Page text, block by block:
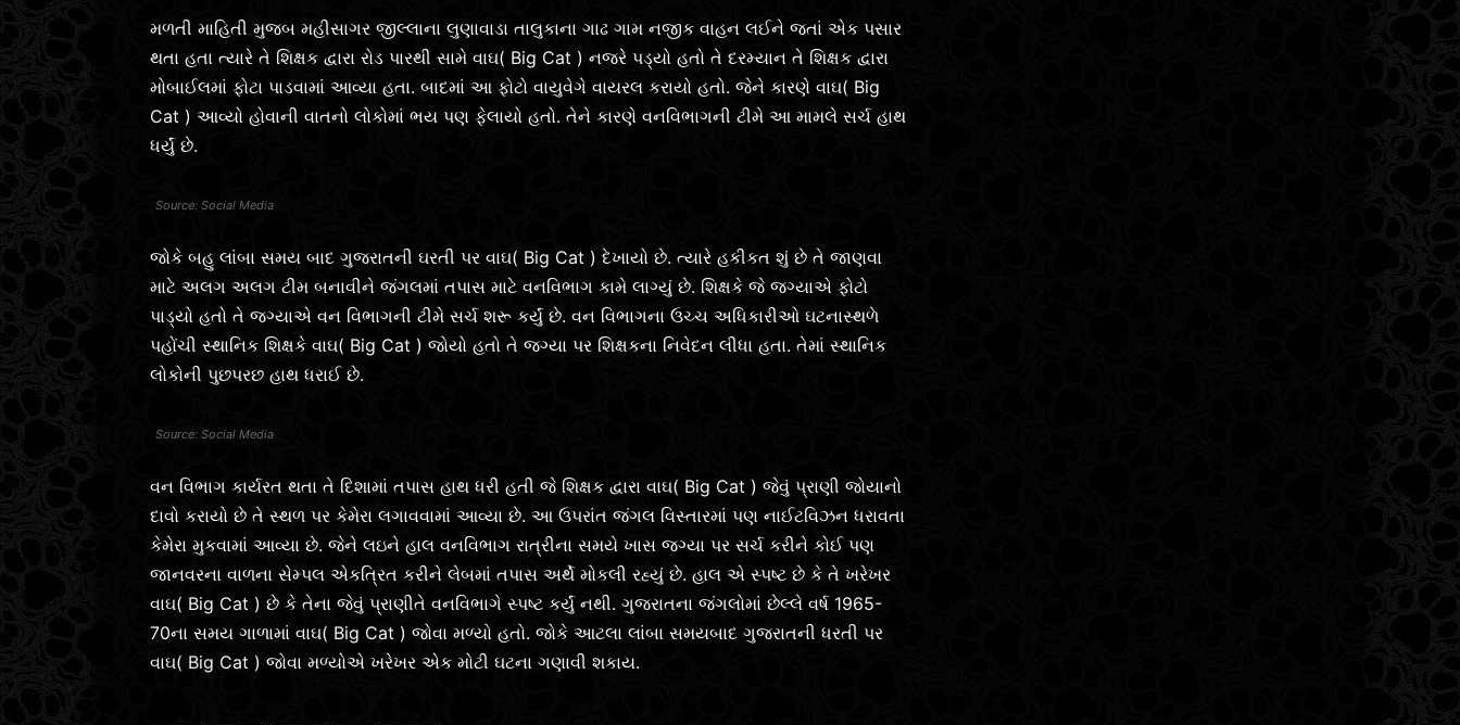
મળતી માહિતી મુજબ મહીસાગર જીલ્લાના લુણાવાડા તાલુકાના ગાઢ ગામ નજીક વાહન લઈને જતાં એક પસાર
થતા હતા ત્યારે તે શિક્ષક દ્વારા રોડ પારથી સામે વાઘ( Big Cat ) નજરે પડ્યો હતો તે દરમ્યાન તે શિક્ષક દ્વારા
મોબાઈલમાં ફોટા પાડવામાં આવ્યા હતા. બાદમાં આ ફોટો વાયુવેગે વાયરલ કરાયો હતો. જેને કારણે વાઘ( Big
Cat ) આવ્યો હોવાની વાતનો લોકોમાં ભય પણ ફેલાયો હતો. તેને કારણે વનવિભાગની ટીમે આ મામલે સર્ચ હાથ
ધર્યું છે.
Social Media
જોકે બહુ લાંબા સમય બાદ ગુજરાતની ઘરતી પર વાઘ( Big Cat ) દેખાયો છે. ત્યારે હકીકત શું છે તે જાણવા
માટે અલગ અલગ ટીમ બનાવીને જંગલમાં તપાસ માટે વનવિભાગ કામે લાગ્યું છે. શિક્ષકે જે જગ્યાએ ફોટો
પાડ્યો હતો તે જગ્યાએ વન વિભાગની ટીમે સર્ચ શરૂ કર્યું છે. વન વિભાગના ઉચ્ચ અધિકારીઓ ઘટનાસ્થળે
પહોંચી સ્થાનિક શિક્ષકે વાઘ( Big Cat ) જોયો હતો તે જગ્યા પર શિક્ષકના નિવેદન લીધા હતા. તેમાં સ્થાનિક
લોકોની પુછપરછ હાથ ધરાઈ છે.
Social Media
વન વિભાગ કાર્યરત થતા તે દિશામાં તપાસ હાથ ધરી હતી જે શિક્ષક દ્વારા વાઘ( Big Cat ) જેવું પ્રાણી જોયાનો
દાવો કરાયો છે તે સ્થળ પર કેમેરા લગાવવામાં આવ્યા છે. આ ઉપરાંત જંગલ વિસ્તારમાં પણ નાઈટવિઝન ધરાવતા
કેમેરા મુકવામાં આવ્યા છે. જેને લઇને હાલ વનવિભાગ રાત્રીના સમયે ખાસ જગ્યા પર સર્ચ કરીને કોઈ પણ
જાનવરના વાળના સેમ્પલ એકત્રિત કરીને લેબમાં તપાસ અર્થે મોકલી રહ્યું છે. હાલ એ સ્પષ્ટ છે કે તે ખરેખર
વાઘ( Big Cat ) છે કે તેના જેવું પ્રાણીતે વનવિભાગે સ્પષ્ટ કર્યું નથી. ગુજરાતના જંગલોમાં છેલ્લે વર્ષ 1965-
70ના સમય ગાળામાં વાઘ( Big Cat ) જોવા મળ્યો હતો. જોકે આટલા લાંબા સમયબાદ ગુજરાતની ધરતી પર
વાઘ( Big Cat ) જોવા મળ્યોએ ખરેખર એક મોટી ઘટના ગણાવી શકાય.